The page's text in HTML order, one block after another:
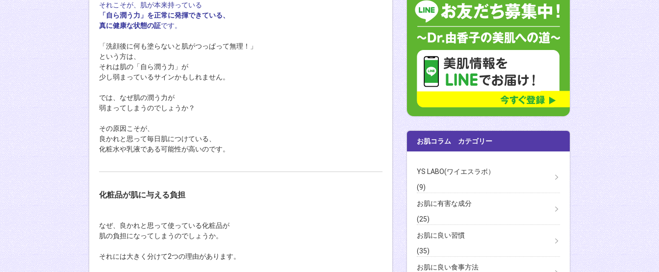
それこそが、肌が本来持っている
「自ら潤う力」を正常に発揮できている、
真に健康な状態の証です。
「洗顔後に何も塗らないと肌がつっぱって無理！」
という方は、
それは肌の「自ら潤う力」が
少し弱まっているサインかもしれません。
では、なぜ肌の潤う力が
弱まってしまうのでしょうか？
その原因こそが、
良かれと思って毎日肌につけている、
化粧水や乳液である可能性が高いのです。
化粧品が肌に与える負担
なぜ、良かれと思って使っている化粧品が
肌の負担になってしまうのでしょうか。
それには大きく分けて2つの理由があります。
お肌コラム カテゴリー
YS LABO(ワイエスラボ）
(9)
お肌に有害な成分
(25)
お肌に良い習慣
(35)
お肌に良い食事方法